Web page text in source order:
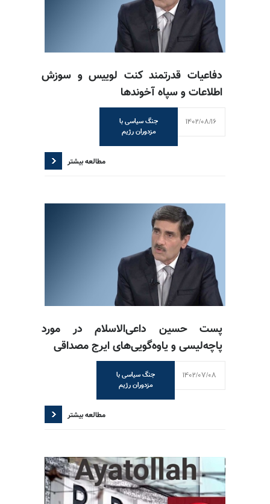
دفاعیات قدرتمند کنت لوییس و سوزش
اطلاعات و سپاه آخوندها
جنگ سیاسی با
مزدوران رژیم
1402/08/16
مطالعه بیشتر
پست حسین داعی‌الاسلام در مورد
پاچه‌لیسی و یاوه‌گویی‌های ایرج مصداقی
جنگ سیاسی با
مزدوران رژیم
1402/07/08
مطالعه بیشتر